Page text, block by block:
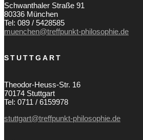
Schwanthaler Straße 91
80336 München
Tel: 089 / 5428585
muenchen@treffpunkt-philosophie.de
STUTTGART
Theodor-Heuss-Str. 16
70174 Stuttgart
Tel: 0711 / 6159978
stuttgart@treffpunkt-philosophie.de